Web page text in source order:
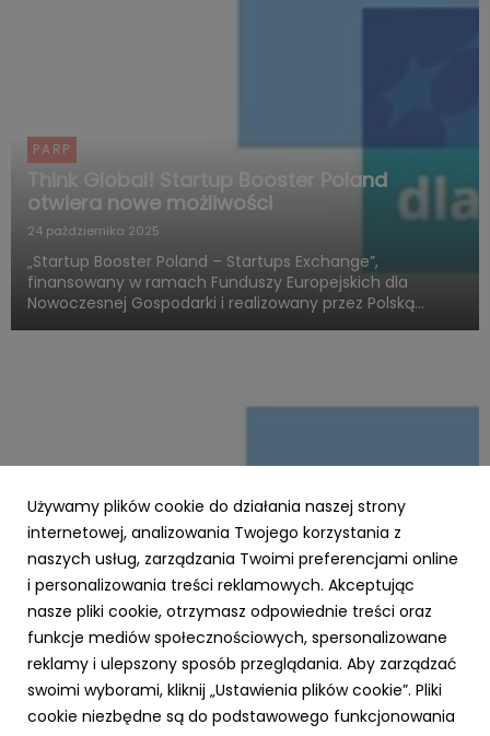
PARP
Think Global! Startup Booster Poland
otwiera nowe możliwości
24 października 2025
„Startup Booster Poland – Startups Exchange”,
finansowany w ramach Funduszy Europejskich dla
Nowoczesnej Gospodarki i realizowany przez Polską
PARP
Zielone światło dla Twojej firmy – nawet 3,5
mln zł na ekologiczną transformację z
Funduszy Europejskich!
23 października 2025
Chcesz, aby Twoja firma działała nowocześnie,
Używamy plików cookie do działania naszej strony
internetowej, analizowania Twojego korzystania z
naszych usług, zarządzania Twoimi preferencjami online
i personalizowania treści reklamowych. Akceptując
nasze pliki cookie, otrzymasz odpowiednie treści oraz
funkcje mediów społecznościowych, spersonalizowane
reklamy i ulepszony sposób przeglądania. Aby zarządzać
swoimi wyborami, kliknij „Ustawienia plików cookie”. Pliki
cookie niezbędne są do podstawowego funkcjonowania